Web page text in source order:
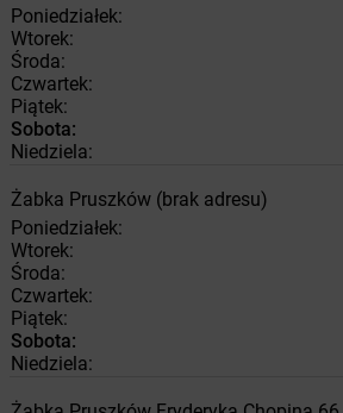
Poniedziałek:
Wtorek:
Środa:
Czwartek:
Piątek:
Sobota:
Niedziela:
Żabka Pruszków (brak adresu)
Poniedziałek:
Wtorek:
Środa:
Czwartek:
Piątek:
Sobota:
Niedziela: